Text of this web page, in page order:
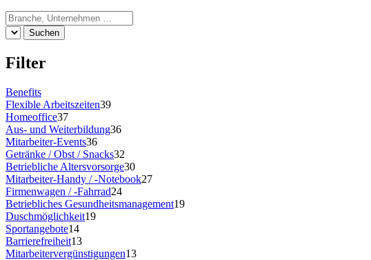
Suchen
Filter
Benefits
Flexible Arbeitszeiten39
Homeoffice37
Aus- und Weiterbildung36
Mitarbeiter-Events36
Getränke / Obst / Snacks32
Betriebliche Altersvorsorge30
Mitarbeiter-Handy / -Notebook27
Firmenwagen / -Fahrrad24
Betriebliches Gesundheitsmanagement19
Duschmöglichkeit19
Sportangebote14
Barrierefreiheit13
Mitarbeitervergünstigungen13